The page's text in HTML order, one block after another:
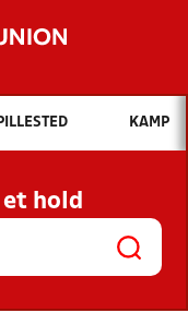
vil du søge efter?
OG NYHEDER
OG
KAMP
hold